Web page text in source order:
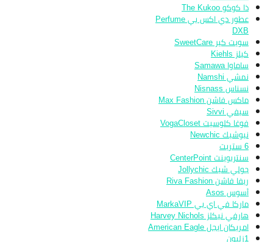
ذا كوكو The Kukoo
عطور دي اكس بي Perfume
DXB
سويت كير SweetCare
كيلز Kiehls
ساماوا Samawa
نمشي Namshi
نسناس Nisnass
ماكس فاشن Max Fashion
سيفي Sivvi
فوغا كلوسيت VogaCloset
نيوشيك Newchic
سنتربوينت CenterPoint
جولي شيك Jollychic
ريفا فاشن Riva Fashion
أسوس Asos
ماركا في اي بي MarkaVIP
هارفي نيكلز Harvey Nichols
امريكان ايجل American Eagle